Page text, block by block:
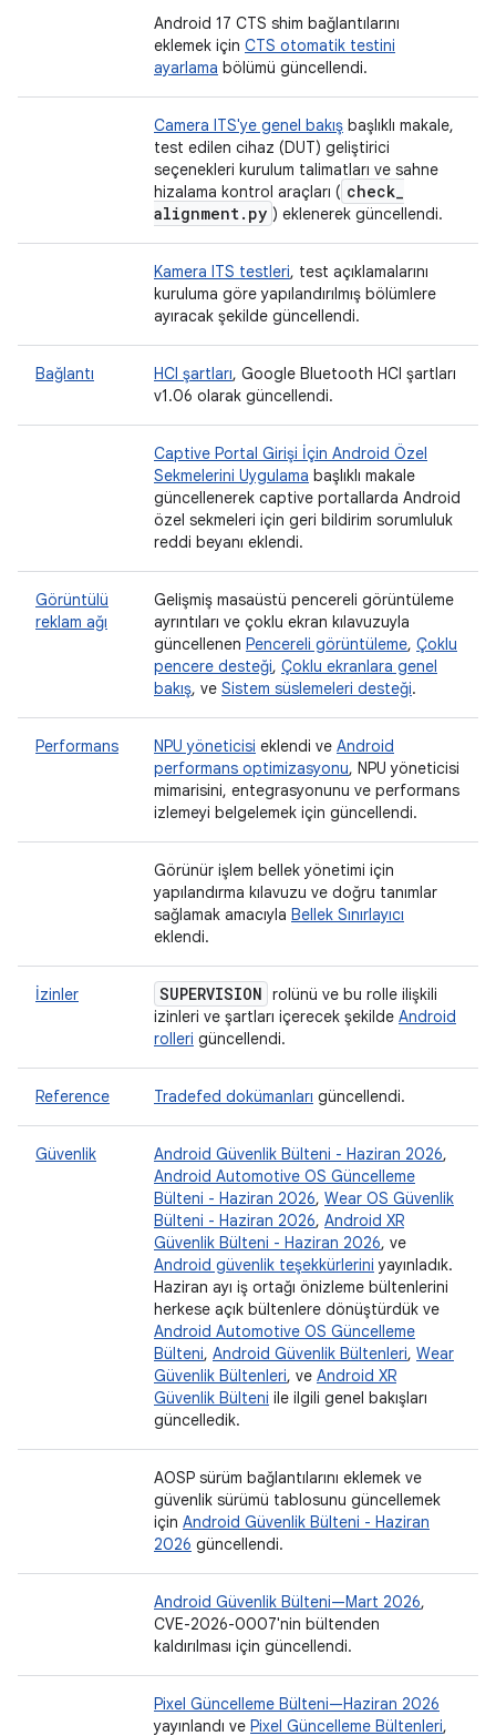
Android 17 CTS shim bağlantılarını
eklemek için CTS otomatik testini
ayarlama bölümü güncellendi.
Camera ITS'ye genel bakış başlıklı makale,
test edilen cihaz (DUT) geliştirici
seçenekleri kurulum talimatları ve sahne
hizalama kontrol araçları ( check_
alignment. py ) eklenerek güncellendi.
Kamera ITS testleri, test açıklamalarını
kuruluma göre yapılandırılmış bölümlere
ayıracak şekilde güncellendi.
Bağlantı HCI şartları, Google Bluetooth HCI şartları
v1.06 olarak güncellendi.
Captive Portal Girişi İçin Android Özel
Sekmelerini Uygulama başlıklı makale
güncellenerek captive portallarda Android
özel sekmeleri için geri bildirim sorumluluk
reddi beyanı eklendi.
Görüntülü
reklam ağı
Gelişmiş masaüstü pencereli görüntüleme
ayrıntıları ve çoklu ekran kılavuzuyla
güncellenen Pencereli görüntüleme, Çoklu
pencere desteği, Çoklu ekranlara genel
bakış, ve Sistem süslemeleri desteği.
Performans NPU yöneticisi eklendi ve Android
performans optimizasyonu, NPU yöneticisi
mimarisini, entegrasyonunu ve performans
izlemeyi belgelemek için güncellendi.
Görünür işlem bellek yönetimi için
yapılandırma kılavuzu ve doğru tanımlar
sağlamak amacıyla Bellek Sınırlayıcı
eklendi.
İzinler SUPERVISION rolünü ve bu rolle ilişkili
izinleri ve şartları içerecek şekilde Android
rolleri güncellendi.
Reference Tradefed dokümanları güncellendi.
Güvenlik Android Güvenlik Bülteni - Haziran 2026,
Android Automotive OS Güncelleme
Bülteni - Haziran 2026, Wear OS Güvenlik
Bülteni - Haziran 2026, Android XR
Güvenlik Bülteni - Haziran 2026, ve
Android güvenlik teşekkürlerini yayınladık.
Haziran ayı iş ortağı önizleme bültenlerini
herkese açık bültenlere dönüştürdük ve
Android Automotive OS Güncelleme
Bülteni, Android Güvenlik Bültenleri, Wear
Güvenlik Bültenleri, ve Android XR
Güvenlik Bülteni ile ilgili genel bakışları
güncelledik.
AOSP sürüm bağlantılarını eklemek ve
güvenlik sürümü tablosunu güncellemek
için Android Güvenlik Bülteni - Haziran
2026 güncellendi.
Android Güvenlik Bülteni—Mart 2026,
CVE-2026-0007'nin bültenden
kaldırılması için güncellendi.
Pixel Güncelleme Bülteni—Haziran 2026
yayınlandı ve Pixel Güncelleme Bültenleri,